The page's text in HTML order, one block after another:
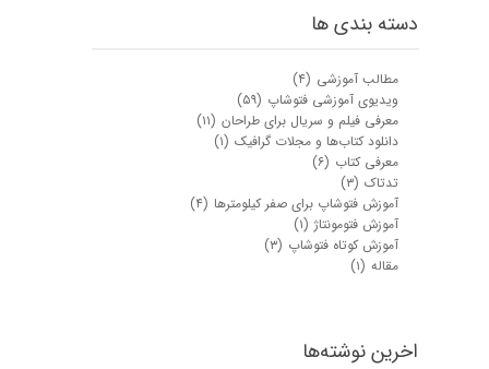
دسته بندی ها
مطالب آموزشی (۴)
ویدیوی آموزشی فتوشاپ (۵۹)
معرفی فیلم و سریال برای طراحان (۱۱)
دانلود کتاب‌ها و مجلات گرافیک (۱)
معرفی کتاب (۶)
تدتاک (۳)
آموزش فتوشاپ برای صفر کیلومترها (۴)
آموزش فتومونتاژ (۱)
آموزش کوتاه فتوشاپ (۳)
مقاله (۱)
اخرین نوشته‌ها